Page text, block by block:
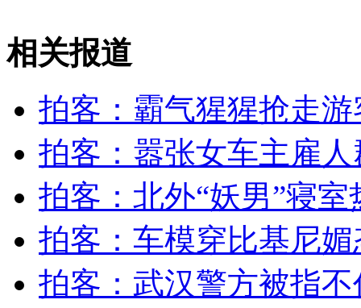
芦山白天太阳毒辣夜间或有降雨 与汶川地震时相同
山西运城恶犬咬伤多人 警民合力深夜将其击毙
女孩北京地铁殴打老人 痛下狠手拳打脚踢
无痛分娩是否安全 医生回应
相关报道
拍客：霸气猩猩抢走
拍客：嚣张女车主雇
拍客：北外“妖男”寝室
拍客：车模穿比基尼
拍客：武汉警方被指